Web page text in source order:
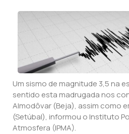
Um sismo de magnitude 3,5 na
sentido esta madrugada nos
Almodôvar (Beja), assim como
(Setúbal), informou o Instituto
Atmosfera (IPMA).